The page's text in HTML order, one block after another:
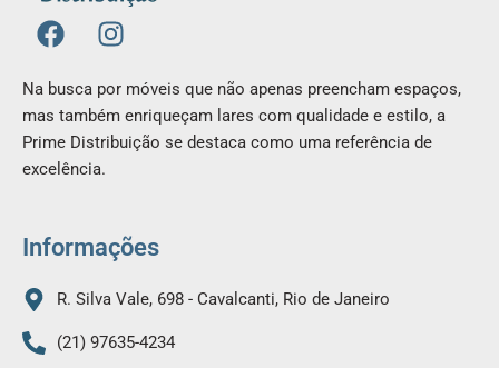
F
a
c
e
b
o
o
I
n
t
a
g
m
Na busca por móveis que não apenas preencham espaços,
mas também enriqueçam lares com qualidade e estilo, a
Prime Distribuição se destaca como uma referência de
excelência.
Informações
R. Silva Vale, 698 - Cavalcanti, Rio de Janeiro
(21) 97635-4234